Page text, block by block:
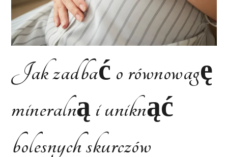
Jak zadbać o równowagę
mineralną i uniknąć
bolesnych skurczów